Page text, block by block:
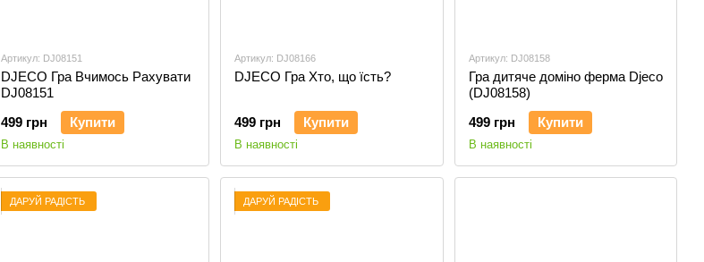
Артикул: DJ08151
DJECO Гра Вчимось Рахувати
DJ08151
499 грн
Купити
В наявності
Артикул: DJ08166
DJECO Гра Хто, що їсть?
499 грн Купити
В наявності
Артикул: DJ08158
Гра дитяче доміно ферма Djeco
(DJ08158)
499 грн
Купити
В наявності
ДАРУЙ РАДІСТЬ ДАРУЙ РАДІСТЬ